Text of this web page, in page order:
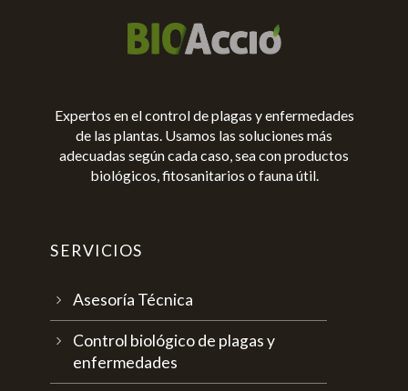
Expertos en el control de plagas y enfermedades
de las plantas. Usamos las soluciones más
adecuadas según cada caso, sea con productos
biológicos, fitosanitarios o fauna útil.
SERVICIOS
Asesoría Técnica
Control biológico de plagas y
enfermedades